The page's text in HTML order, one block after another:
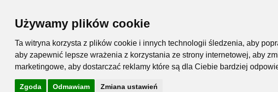
Używamy plików cookie
Ta witryna korzysta z plików cookie i innych technologii śledzenia, aby
aby zapewnić lepsze wrażenia z korzystania ze strony internetowej, aby
marketingowe, aby dostarczać reklamy które są dla Ciebie bardziej
Zgoda Odmawiam Zmiana ustawień